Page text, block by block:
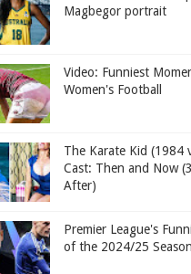
Magbegor portrait
Video: Funniest
Women's Football
The Karate Kid (1984
Cast: Then and Now
After)
Premier League's
of the 2024/25 Season